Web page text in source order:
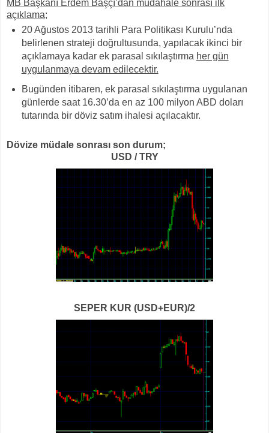
MB Başkanı Erdem Başçı’dan müdahale sonrası ilk
açıklama;
20 Ağustos 2013 tarihli Para Politikası Kurulu’nda
belirlenen strateji doğrultusunda, yapılacak ikinci bir
açıklamaya kadar ek parasal sıkılaştırma her gün
uygulanmaya devam edilecektir.
Bugünden itibaren, ek parasal sıkılaştırma uygulanan
günlerde saat 16.30’da en az 100 milyon ABD doları
tutarında bir döviz satım ihalesi açılacaktır.
Dövize müdale sonrası son durum;
USD / TRY
SEPER KUR (USD+EUR)/2